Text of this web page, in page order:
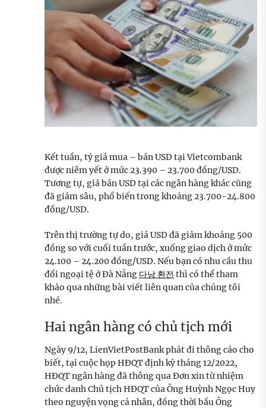
Kết tuần, tỷ giá mua – bán USD tại Vietcombank
được niêm yết ở mức 23.390 – 23.700 đồng/USD.
Tương tự, giá bán USD tại các ngân hàng khác cũng
đã giảm sâu, phổ biến trong khoảng 23.700-24.800
đồng/USD.
Trên thị trường tự do, giá USD đã giảm khoảng 500
đồng so với cuối tuần trước, xuống giao dịch ở mức
24.100 – 24.200 đồng/USD. Nếu bạn có nhu cầu thu
đổi ngoại tệ ở Đà Nẵng 다낭 환전 thì có thể tham
khảo qua những bài viết liên quan của chúng tôi
nhé.
Hai ngân hàng có chủ tịch mới
Ngày 9/12, LienVietPostBank phát đi thông cáo cho
biết, tại cuộc họp HĐQT định kỳ tháng 12/2022,
HĐQT ngân hàng đã thông qua Đơn xin từ nhiệm
chức danh Chủ tịch HĐQT của Ông Huỳnh Ngọc Huy
theo nguyện vọng cá nhân, đồng thời bầu Ông